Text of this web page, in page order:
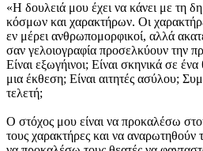
«Η δουλειά μου έχει να κάνει με τη
κόσμων και χαρακτήρων. Οι
εν μέρει ανθρωπομορφικοί, αλλά
σαν γελοιογραφία προσελκύουν την
Είναι εξωγήινοι; Είναι σκηνικά σε
μια έκθεση; Είναι αιτητές ασύλου;
τελετή;
Ο στόχος μου είναι να προκαλέσω
τους χαρακτήρες και να αναρωτηθούν